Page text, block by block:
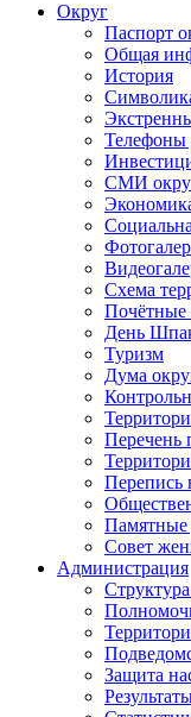
Округ
Паспорт
Общая
История
Телефоны
СМИ
Схема
Почётные
День
Туризм
Дума
Перечень
Перепись
Памятные
Совет
Администрация
Защита